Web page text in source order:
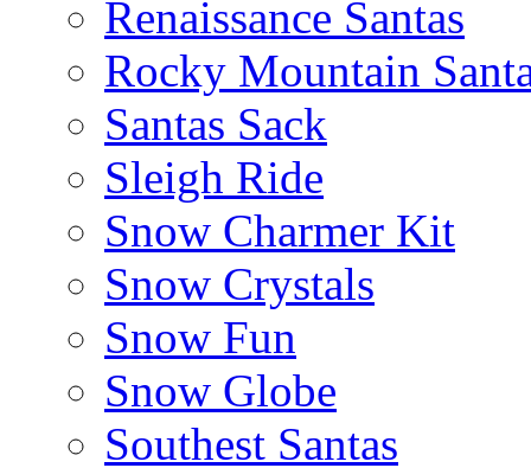
Renaissance Santas
Rocky Mountain
Santas Sack
Sleigh Ride
Snow Charmer Kit
Snow Crystals
Snow Fun
Snow Globe
Southest Santas